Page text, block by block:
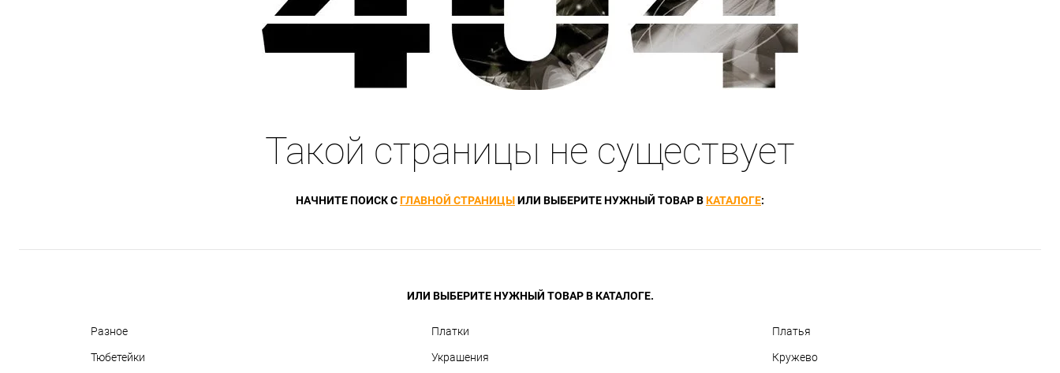
Такой страницы не существует
НАЧНИТЕ ПОИСК СГЛАВНОЙ СТРАНИЦЫИЛИ ВЫБЕРИТЕ НУЖНЫЙ ТОВАР ВКАТАЛОГЕ:
ИЛИ ВЫБЕРИТЕ НУЖНЫЙ ТОВАР В КАТАЛОГЕ.
Разное Платки Платья
Тюбетейки Украшения Кружево